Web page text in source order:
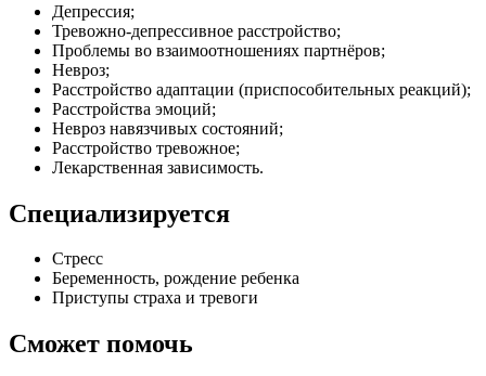
Депрессия;
Тревожно-депрессивное расстройство;
Проблемы во взаимоотношениях партнёров;
Невроз;
Расстройство адаптации (приспособительных реакций);
Расстройства эмоций;
Невроз навязчивых состояний;
Расстройство тревожное;
Лекарственная зависимость.
Специализируется
Стресс
Беременность, рождение ребенка
Приступы страха и тревоги
Сможет помочь